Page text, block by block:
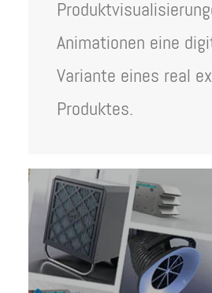
Animationen eine
Variante eines real
Produktes.